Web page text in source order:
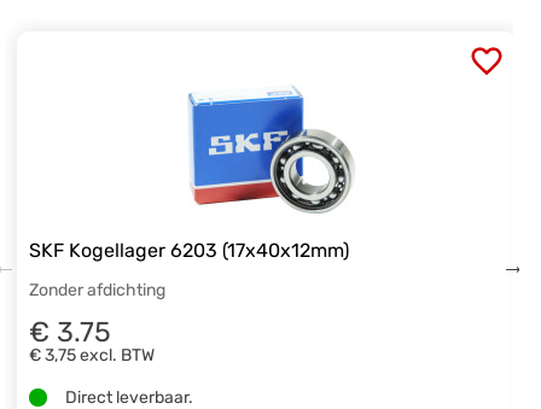
SKF Kogellager 6203 (17x40x12mm)
Zonder afdichting
€ 3.75
€ 3,75excl. BTW
Direct leverbaar.